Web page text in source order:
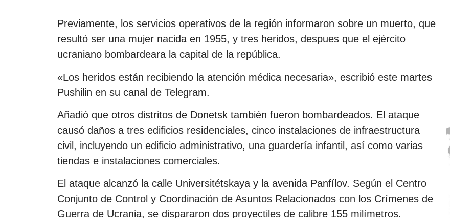
Previamente, los servicios operativos de la región informaron sobre un muerto, que
resultó ser una mujer nacida en 1955, y tres heridos, despues que el ejército
ucraniano bombardeara la capital de la república.
«Los heridos están recibiendo la atención médica necesaria», escribió este martes
Pushilin en su canal de Telegram.
Añadió que otros distritos de Donetsk también fueron bombardeados. El ataque
causó daños a tres edificios residenciales, cinco instalaciones de infraestructura
civil, incluyendo un edificio administrativo, una guardería infantil, así como varias
tiendas e instalaciones comerciales.
El ataque alcanzó la calle Universitétskaya y la avenida Panfílov. Según el Centro
Conjunto de Control y Coordinación de Asuntos Relacionados con los Crímenes de
Guerra de Ucrania, se dispararon dos proyectiles de calibre 155 milímetros.